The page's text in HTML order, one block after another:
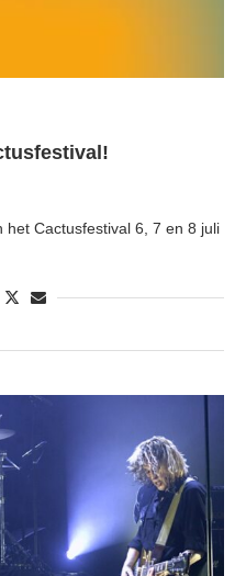
Cactusfestival 6, 7 en 8 juli